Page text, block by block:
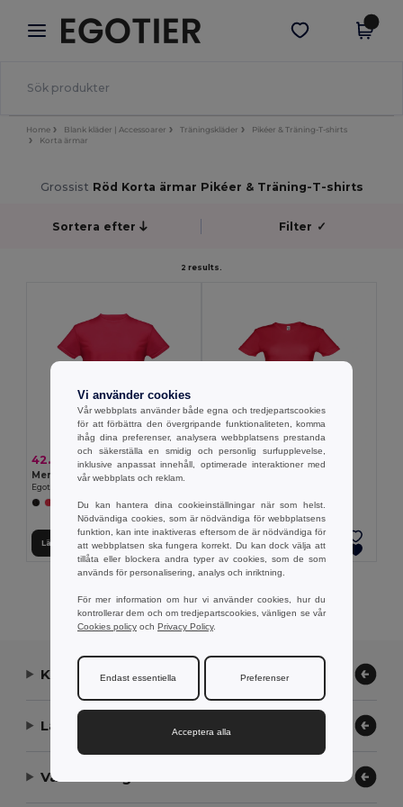
× Egotier-app
Bättre priser i appen!
Hämta app
Home Blank kläder | Accessoarer Träningskläder
Pikéer & Träning-T-shirts
Korta ärmar
Grossist Röd Korta ärmar Pikéer & Träning-T-shirts
Sortera efter Filter ✓
2 results.
42.71 kr
Men's sports t-shirt
Egotier 30127
+1 Färger
Lägg till i Varukorgen
38.78 kr
Lägg till i Varukorgen
Kontakta oss
Låt oss hjälpa
Vårt företag
Vi använder cookies
Vår webbplats använder både egna och tredjepartscookies
för att förbättra den övergripande funktionaliteten, komma
ihåg dina preferenser, analysera webbplatsens prestanda
och säkerställa en smidig och personlig surfupplevelse,
inklusive anpassat innehåll, optimerade interaktioner med
vår webbplats och reklam.
Du kan hantera dina cookieinställningar när som helst.
Nödvändiga cookies, som är nödvändiga för webbplatsens
funktion, kan inte inaktiveras eftersom de är nödvändiga för
att webbplatsen ska fungera korrekt. Du kan dock välja att
tillåta eller blockera andra typer av cookies, som de som
används för personalisering, analys och inriktning.
För mer information om hur vi använder cookies, hur du
kontrollerar dem och om tredjepartscookies, vänligen se vår
Cookies policy och Privacy Policy.
Endast essentiella Preferenser
Acceptera alla